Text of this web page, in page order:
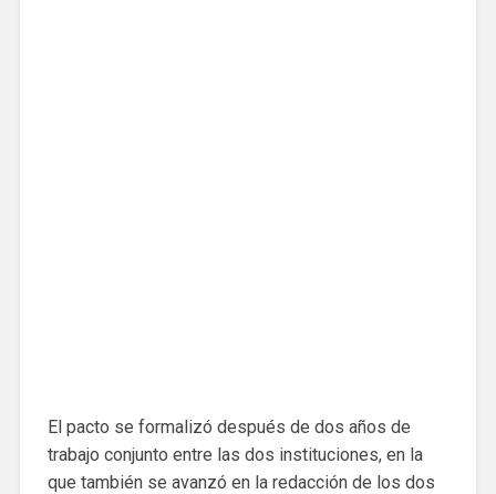
El pacto se formalizó después de dos años de
trabajo conjunto entre las dos instituciones, en la
que también se avanzó en la redacción de los dos